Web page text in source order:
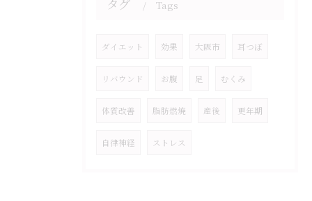
タグ Tags
ダイエット 効果 大阪市 耳つぼ
リバウンド お腹 足 むくみ
体質改善 脂肪燃焼 産後 更年期
自律神経 ストレス